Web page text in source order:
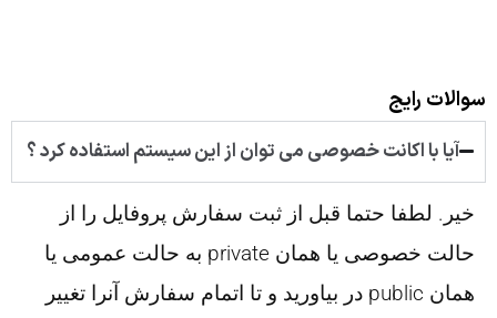
سوالات رایج
آیا با اکانت خصوصی می توان از این سیستم استفاده کرد ؟
خیر. لطفا حتما قبل از ثبت سفارش پروفایل را از
حالت خصوصی یا همان private به حالت عمومی یا
همان public در بیاورید و تا اتمام سفارش آنرا تغییر